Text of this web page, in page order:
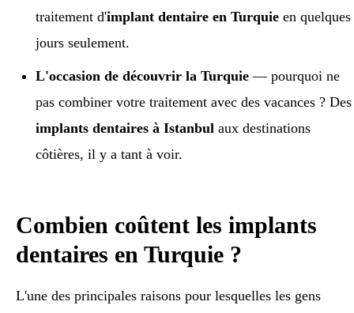
traitement d'implant dentaire en Turquie en quelques
jours seulement.
L'occasion de découvrir la Turquie — pourquoi ne
pas combiner votre traitement avec des vacances ? Des
implants dentaires à Istanbul aux destinations
côtières, il y a tant à voir.
Combien coûtent les implants
dentaires en Turquie ?
L'une des principales raisons pour lesquelles les gens